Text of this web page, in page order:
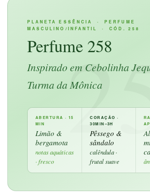
PLANETA ESSÊNCIA · PERFUME
MASCULINO/INFANTIL · CÓD. 258
Perfume 258
Inspirado em Cebolinha
Turma da Mônica
ABERTURA · 15
MIN
Limão &
bergamota
notas aquáticas
· fresco
CORAÇÃO ·
30MIN–3H
Pêssego &
sândalo
calêndula ·
frutal suave